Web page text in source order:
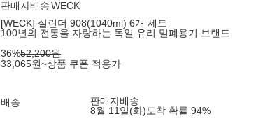
판매자배송WECK
[WECK] 실린더 908(1040ml) 6개 세트
100년의 전통을 자랑하는 독일 유리 밀폐용기 브랜드
36%52,200원
33,065원~상품 쿠폰 적용가
배송
판매자배송
8월 11일(화)도착 확률 94%